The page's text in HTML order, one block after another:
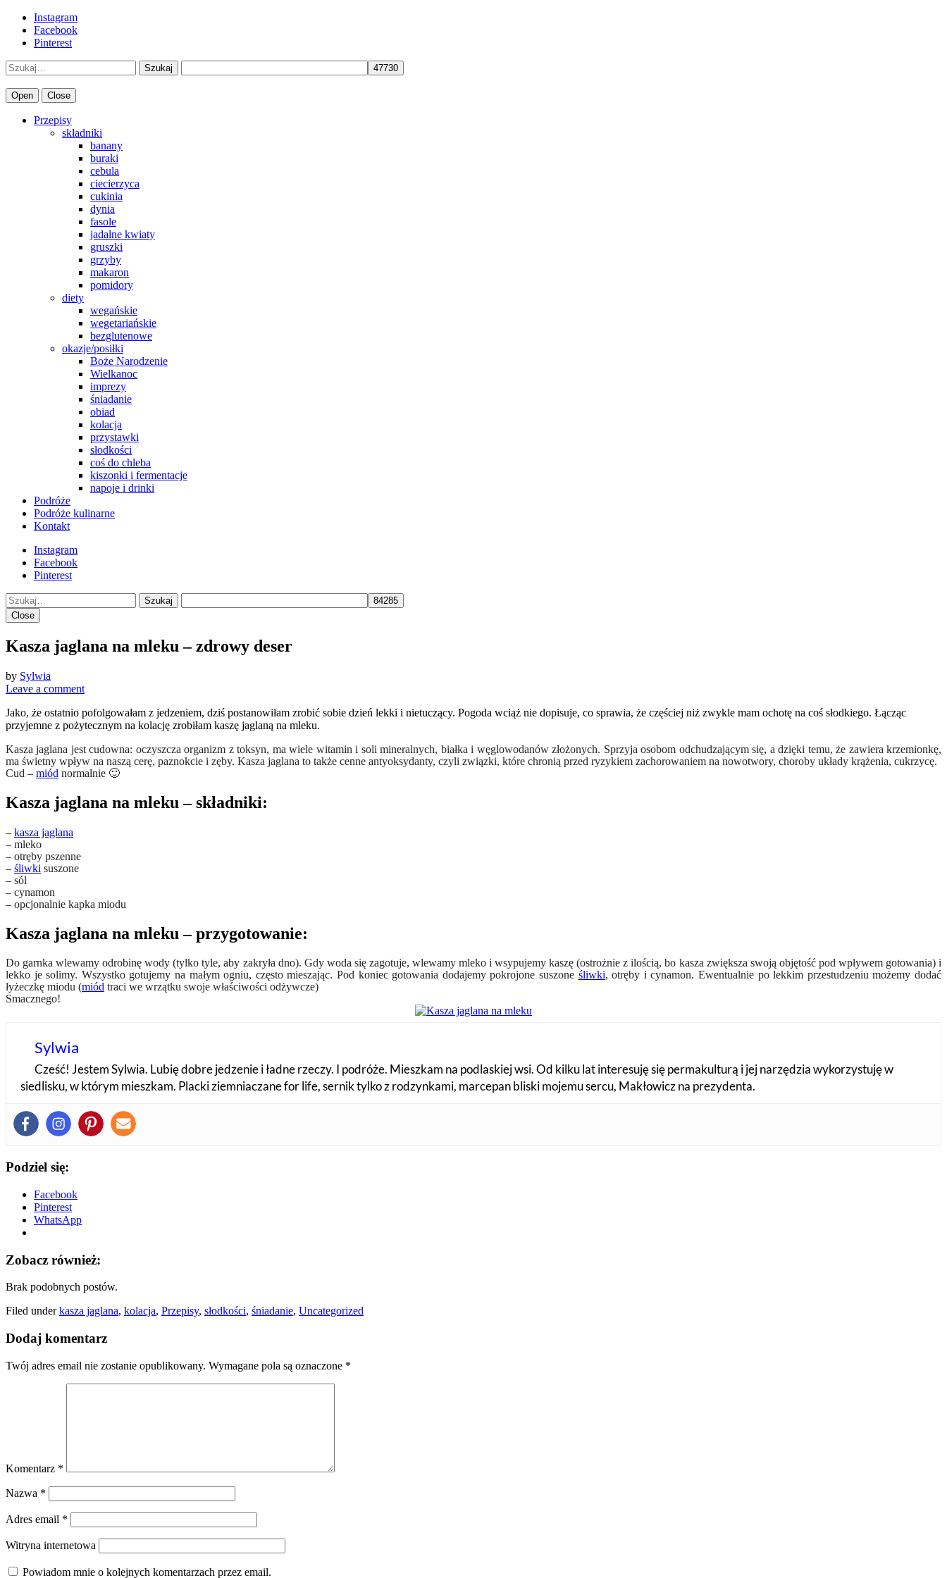
Instagram
Facebook
Pinterest
Szukaj
Open Close
Przepisy
składniki
banany
buraki
cebula
ciecierzyca
cukinia
dynia
fasole
jadalne kwiaty
gruszki
grzyby
makaron
pomidory
diety
wegańskie
wegetariańskie
bezglutenowe
okazje/posiłki
Boże Narodzenie
Wielkanoc
imprezy
śniadanie
obiad
kolacja
przystawki
słodkości
coś do chleba
kiszonki i fermentacje
napoje i drinki
Podróże
Podróże kulinarne
Kontakt
Instagram
Facebook
Pinterest
Szukaj
Close
Kasza jaglana na mleku – zdrowy deser
by Sylwia
Leave a comment
Jako, że ostatnio pofolgowałam z jedzeniem, dziś postanowiłam zrobić sobie dzień lekki i nietuczący. Pogoda wciąż nie dopisuje, co sprawia, że częściej niż zwykle mam ochotę na coś słodkiego. Łącząc
przyjemne z pożytecznym na kolację zrobiłam kaszę jaglaną na mleku.
Kasza jaglana jest cudowna: oczyszcza organizm z toksyn, ma wiele witamin i soli mineralnych, białka i węglowodanów złożonych. Sprzyja osobom odchudzającym się, a dzięki temu, że zawiera krzemionkę,
ma świetny wpływ na naszą cerę, paznokcie i zęby. Kasza jaglana to także cenne antyoksydanty, czyli związki, które chronią przed ryzykiem zachorowaniem na nowotwory, choroby układy krążenia, cukrzycę.
Cud – miód normalnie 🙂
Kasza jaglana na mleku – składniki:
– kasza jaglana
– mleko
– otręby pszenne
– śliwki suszone
– sól
– cynamon
– opcjonalnie kapka miodu
Kasza jaglana na mleku – przygotowanie:
Do garnka wlewamy odrobinę wody (tylko tyle, aby zakryła dno). Gdy woda się zagotuje, wlewamy mleko i wsypujemy kaszę (ostrożnie z ilością, bo kasza zwiększa swoją objętość pod wpływem gotowania) i
lekko je solimy. Wszystko gotujemy na małym ogniu, często mieszając. Pod koniec gotowania dodajemy pokrojone suszone śliwki, otręby i cynamon. Ewentualnie po lekkim przestudzeniu możemy dodać
łyżeczkę miodu (miód traci we wrzątku swoje właściwości odżywcze)
Smacznego!
Sylwia
Cześć! Jestem Sylwia. Lubię dobre jedzenie i ładne rzeczy. I podróże. Mieszkam na podlaskiej wsi. Od kilku lat interesuję się permakulturą i jej narzędzia wykorzystuję w
siedlisku, w którym mieszkam. Placki ziemniaczane for life, sernik tylko z rodzynkami, marcepan bliski mojemu sercu, Makłowicz na prezydenta.
Podziel się:
Facebook
Pinterest
WhatsApp
Zobacz również:
Brak podobnych postów.
Filed underkasza jaglana, kolacja, Przepisy, słodkości, śniadanie, Uncategorized
Dodaj komentarz
Twój adres email nie zostanie opublikowany. Wymagane pola są oznaczone *
Komentarz *
Nazwa *
Adres email *
Witryna internetowa
Powiadom mnie o kolejnych komentarzach przez email.